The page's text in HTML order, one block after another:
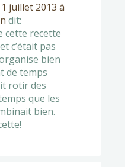
juillet 2013 à
dit:
cette recette
c’était pas
bien
de temps
rotir des
que les
bien.